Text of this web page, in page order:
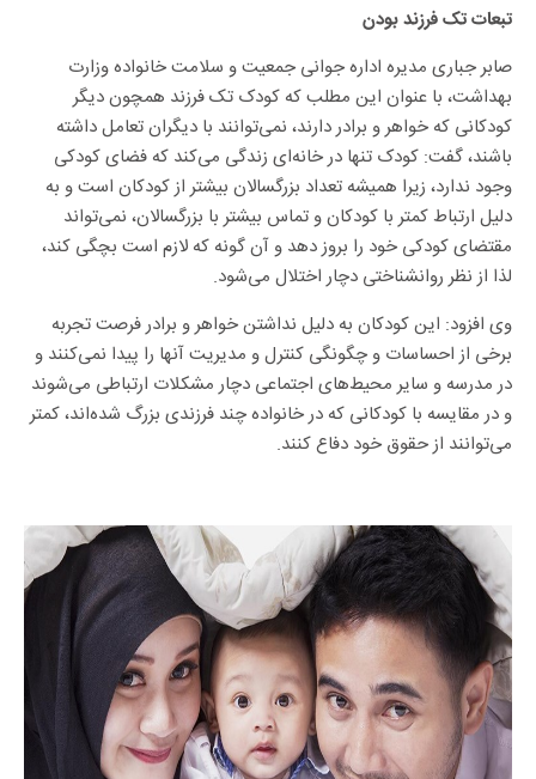
تبعات تک فرزند بودن
صابر جباری مدیره اداره جوانی جمعیت و سلامت خانواده وزارت
بهداشت، با عنوان این مطلب که کودک تک فرزند همچون دیگر
کودکانی که خواهر و برادر دارند، نمی‌توانند با دیگران تعامل داشته
باشند، گفت: کودک تنها در خانه‌ای زندگی می‌کند که فضای کودکی
وجود ندارد، زیرا همیشه تعداد بزرگسالان بیشتر از کودکان است و به
دلیل ارتباط کمتر با کودکان و تماس بیشتر با بزرگسالان، نمی‌تواند
مقتضای کودکی خود را بروز دهد و آن گونه که لازم است بچگی کند،
لذا از نظر روانشناختی دچار اختلال می‌شود.
وی افزود: این کودکان به دلیل نداشتن خواهر و برادر فرصت تجربه
برخی از احساسات و چگونگی کنترل و مدیریت آنها را پیدا نمی‌کنند و
در مدرسه و سایر محیط‌های اجتماعی دچار مشکلات ارتباطی می‌شوند
و در مقایسه با کودکانی که در خانواده چند فرزندی بزرگ شده‌اند، کمتر
می‌توانند از حقوق خود دفاع کنند.